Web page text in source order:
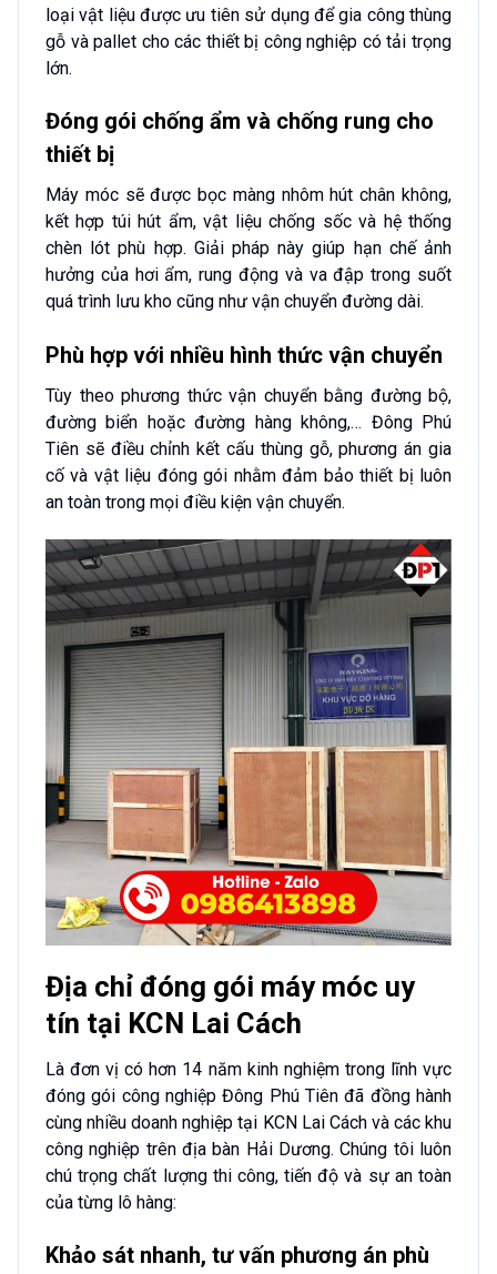
loại vật liệu được ưu tiên sử dụng để gia công thùng
gỗ và pallet cho các thiết bị công nghiệp có tải trọng
lớn.
Đóng gói chống ẩm và chống rung cho
thiết bị
Máy móc sẽ được bọc màng nhôm hút chân không,
kết hợp túi hút ẩm, vật liệu chống sốc và hệ thống
chèn lót phù hợp. Giải pháp này giúp hạn chế ảnh
hưởng của hơi ẩm, rung động và va đập trong suốt
quá trình lưu kho cũng như vận chuyển đường dài.
Phù hợp với nhiều hình thức vận chuyển
Tùy theo phương thức vận chuyển bằng đường bộ,
đường biển hoặc đường hàng không,… Đông Phú
Tiên sẽ điều chỉnh kết cấu thùng gỗ, phương án gia
cố và vật liệu đóng gói nhằm đảm bảo thiết bị luôn
an toàn trong mọi điều kiện vận chuyển.
Địa chỉ đóng gói máy móc uy
tín tại KCN Lai Cách
Là đơn vị có hơn 14 năm kinh nghiệm trong lĩnh vực
đóng gói công nghiệp Đông Phú Tiên đã đồng hành
cùng nhiều doanh nghiệp tại KCN Lai Cách và các khu
công nghiệp trên địa bàn Hải Dương. Chúng tôi luôn
chú trọng chất lượng thi công, tiến độ và sự an toàn
của từng lô hàng:
Khảo sát nhanh, tư vấn phương án phù